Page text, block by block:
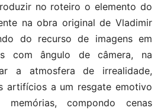
no roteiro o elemento do
na obra original de Vladimir
do recurso de imagens em
com ângulo de câmera, na
a atmosfera de irrealidade,
artifícios a um resgate emotivo
compondo cenas